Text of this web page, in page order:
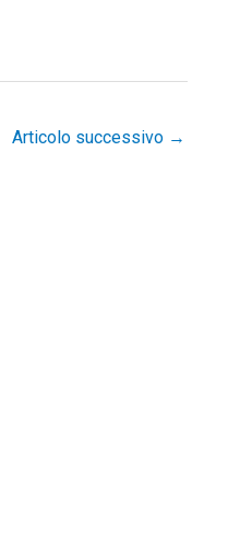
Articolo successivo →